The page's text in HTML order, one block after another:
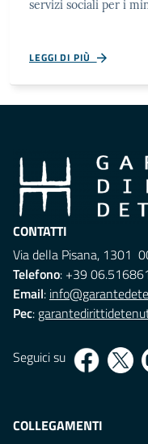
servizi sociali per i
LEGGI DI PIÙ
CONTATTI
Via della Pisana, 1301
Telefono: +39
Email:
Pec:
Seguici su
COLLEGAMENTI